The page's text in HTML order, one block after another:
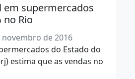
em supermercados
no Rio
de 2016
do Estado do
estima que as vendas no